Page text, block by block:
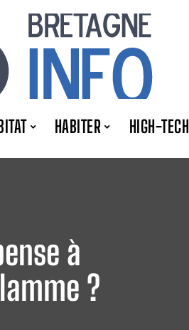
HABITER HIGH-TECH
à
?